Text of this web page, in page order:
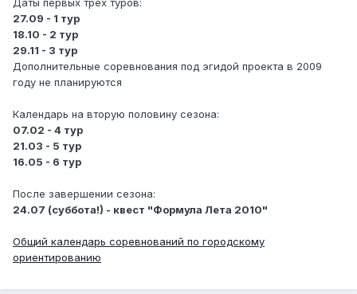
Даты первых трех туров:
27.09 - 1 тур
18.10 - 2 тур
29.11 - 3 тур
Дополнительные соревнования под эгидой проекта в 2009
году не планируются
Календарь на вторую половину сезона:
07.02 - 4 тур
21.03 - 5 тур
16.05 - 6 тур
После завершении сезона:
24.07 (суббота!) - квест "Формула Лета 2010"
Общий календарь соревнований по городскому
ориентированию